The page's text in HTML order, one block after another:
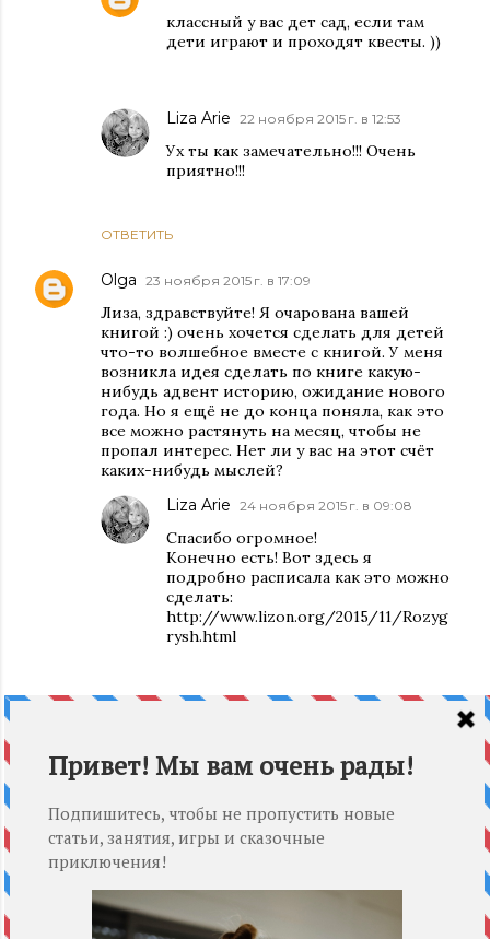
ОТВЕТИТЬ
классный у вас дет сад, если там
дети играют и проходят квесты. ))
Liza Arie 22 ноября 2015 г. в 12:53
Ух ты как замечательно!!! Очень
приятно!!!
Olga 23 ноября 2015 г. в 17:09
Лиза, здравствуйте! Я очарована вашей
книгой :) очень хочется сделать для детей
что-то волшебное вместе с книгой. У меня
возникла идея сделать по книге какую-
нибудь адвент историю, ожидание нового
года. Но я ещё не до конца поняла, как это
все можно растянуть на месяц, чтобы не
пропал интерес. Нет ли у вас на этот счёт
каких-нибудь мыслей?
ОТВЕТИТЬ
Liza Arie 24 ноября 2015 г. в 09:08
Спасибо огромное!
Конечно есть! Вот здесь я
подробно расписала как это можно
сделать:
http://www.lizon.org/2015/11/Rozyg
rysh.html
Мы книгу себе заказали.ждем.её привезут